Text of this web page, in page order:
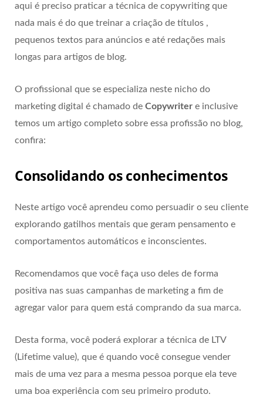
aqui é preciso praticar a técnica de copywriting que
nada mais é do que treinar a criação de títulos ,
pequenos textos para anúncios e até redações mais
longas para artigos de blog.
O profissional que se especializa neste nicho do
marketing digital é chamado de Copywriter e inclusive
temos um artigo completo sobre essa profissão no blog,
confira:
Consolidando os conhecimentos
Neste artigo você aprendeu como persuadir o seu cliente
explorando gatilhos mentais que geram pensamento e
comportamentos automáticos e inconscientes.
Recomendamos que você faça uso deles de forma
positiva nas suas campanhas de marketing a fim de
agregar valor para quem está comprando da sua marca.
Desta forma, você poderá explorar a técnica de LTV
(Lifetime value), que é quando você consegue vender
mais de uma vez para a mesma pessoa porque ela teve
uma boa experiência com seu primeiro produto.